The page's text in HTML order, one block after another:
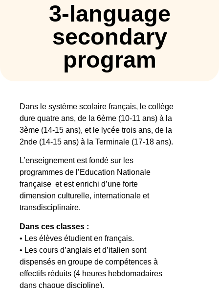
3-language
secondary
program
Dans le système scolaire français, le collège
dure quatre ans, de la 6ème (10-11 ans) à la
3ème (14-15 ans), et le lycée trois ans, de la
2nde (14-15 ans) à la Terminale (17-18 ans).
L’enseignement est fondé sur les
programmes de l’Education Nationale
française et est enrichi d’une forte
dimension culturelle, internationale et
transdisciplinaire.
Dans ces classes :
• Les élèves étudient en français.
• Les cours d’anglais et d’italien sont
dispensés en groupe de compétences à
effectifs réduits (4 heures hebdomadaires
dans chaque discipline).